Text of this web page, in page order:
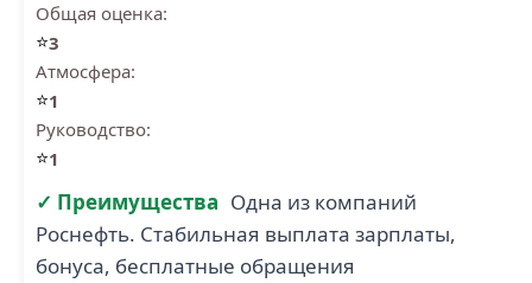
Общая оценка:
⭐3
Атмосфера:
⭐1
Руководство:
⭐1
✓ Преимущества Одна из компаний
Роснефть. Стабильная выплата зарплаты,
бонуса, бесплатные обращения